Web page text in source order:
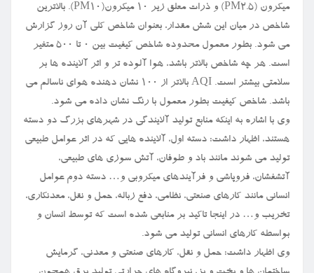
میکرون (PM۲.۵) و ذرات معلق زیر ۱۰ میکرون(PM۱۰). بالاترین
شاخص در میان این شش مقدار، بعنوان شاخص کلی آن روز گزارش
می شود. بطور معمول محدوده شاخص کیفیت بین ۰ تا ۵۰۰ متغیر
است. هر چه شاخص بالاتر باشد، هوا آلوده تر و اثر آلاینده ها بر
سلامتی بیشتر است. AQI بالاتر از ۱۰۰ نشان دهنده هوای ناسالم می
باشد. شاخص کیفیت بطور معمول با رنگ نشان داده می شود.
وی با اشاره به اینکه منابع تولید آلایندگی در شهرهای بزرگ دو دسته
هستند، اظهار داشت: دسته اول، آلاینده هایی که در اثر عوامل طبیعی
تولید می شوند مانند باد و طوفان، آتش سوزی های طبیعی،
آتشفشان، فروپاشی و فرآیندهای میکروبی و… دسته دوم عوامل
انسانی مانند کارهای صنعتی، نظامی، دفع زباله، حمل و نقل، معدنکاری،
تخریب و… در اینجا تاکید بر منابعی شده است که توسط انسان و
بواسطه کارهای انسانی تولید می شود.
وی اظهار داشت: حمل و نقل، کارهای صنعتی و معدنی، گرمایش